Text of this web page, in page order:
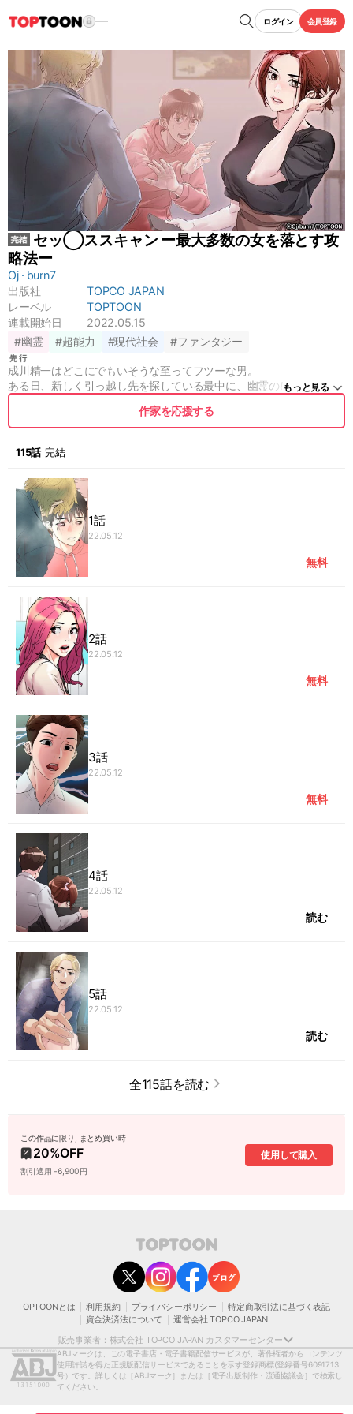
ログイン 会員登録
セッ◯ススキャン ー最大多数の女を落とす攻
略法ー
Oj
burn7
出版社
TOPCO JAPAN
レーベル
TOPTOON
連載開始日
2022.05.15
#幽霊
#超能力 #現代社会 #ファンタジー
もっと見る
成川精一はどこにでもいそうな至ってフツーな男。
ある日、新しく引っ越し先を探している最中に、幽霊の感見翔と出会
う。
その出会いが第二の人生の幕開けとなることに。
人気ホストで不動のNo1だった翔から、特殊な能力を受け取る。
それによって精一は生まれ変わっていくのだが…
作家を応援する
115話 完結
1話
22.05.12
無料
2話
22.05.12
無料
3話
22.05.12
無料
4話
22.05.12
読む
5話
22.05.12
読む
全115話を読む
この作品に限り, まとめ買い時
20%OFF
割引適用 -6,900円
使用して購入
TOPTOONとは 利用規約 プライバシーポリシー
特定商取引法に基づく表記
資金決済法について
運営会社 TOPCO JAPAN
販売事業者：株式会社 TOPCO JAPAN カスタマーセンター
contact@toptoon.jp
カスタマーセンター受付時間 10：30～13：00、14：00～18：30（土・日・祝日は
除く）
営業時間外にいただいたお問い合わせは、翌営業日以降にご対応いたしますことをご
了承ください。
モバイルやパソコンの迷惑メール対策等により、弊社からお送りするメールが正しく
届かない場合がございます。
受信できるよう設定をお願い申し上げます。
@toptoon.jp
著作権者または当社の許諾を得ずにコンテンツの一部または全部を 複製、転載、送
信、放送、配布、貸与、翻訳、変造することは、 著作権侵害となり、著作権法に基づ
ABJマークは、この電子書店・電子書籍配信サービスが、著作権者からコンテンツ
使用許諾を得た正規版配信サービスであることを示す登録商標(登録番号6091713
号）です。詳しくは［ABJマーク］または［電子出版制作・流通協議会］で検索し
てください。